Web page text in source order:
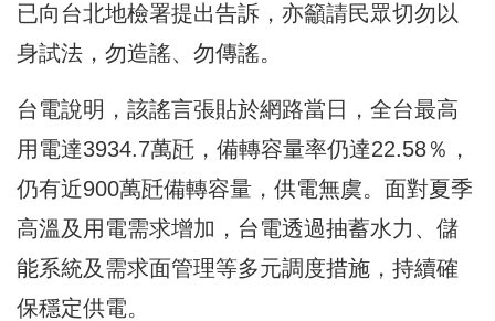
已向台北地檢署提出告訴，亦籲請民眾切勿以
身試法，勿造謠、勿傳謠。
台電說明，該謠言張貼於網路當日，全台最高
用電達3934.7萬瓩，備轉容量率仍達22.58％，
仍有近900萬瓩備轉容量，供電無虞。面對夏季
高溫及用電需求增加，台電透過抽蓄水力、儲
能系統及需求面管理等多元調度措施，持續確
保穩定供電。